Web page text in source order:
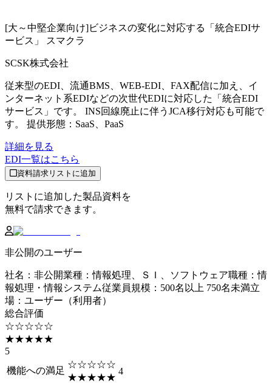
[大～中堅企業向け]ビジネスの変化に対応する「統合EDIサ
ービス」
スマクラ
SCSK株式会社
従来型のEDI、流通BMS、WEB-EDI、FAX配信に加え、イ
ンターネット系EDIなどの次世代EDIに対応した「統合EDI
サービス」です。 INS回線廃止に伴うJCA移行対応も可能で
す。 提供形態：SaaS、PaaS
詳細を見る
EDI一覧はこちら
資料請求リストに追加
リストに追加した製品資料を
無料で請求できます。
非公開のユーザー
社名 ： 非公開業種 ：情報処理、ＳＩ、ソフトウェア職種 ：情
報処理・情報システム従業員規模 ： 500名以上 750名未満立
場 ： ユーザー（利用者）
総合評価
☆☆☆☆☆
★★★★★
5
機能への満足
☆☆☆☆☆
★★★★★
4